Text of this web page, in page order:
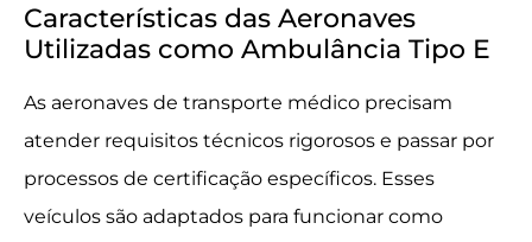
Características das Aeronaves
Utilizadas como Ambulância Tipo E
As aeronaves de transporte médico precisam
atender requisitos técnicos rigorosos e passar por
processos de certificação específicos. Esses
veículos são adaptados para funcionar como